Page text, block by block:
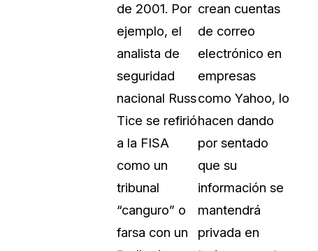
de 2001. Por
ejemplo, el
analista de
seguridad
nacional Russ
Tice se refirió
a la FISA
como un
tribunal
“canguro” o
farsa con un
crean cuentas
de correo
electrónico en
empresas
como Yahoo, lo
hacen dando
por sentado
que su
información se
mantendrá
privada en